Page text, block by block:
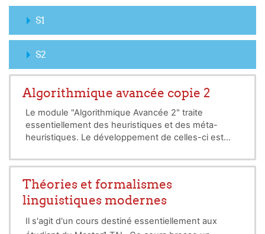
S1
S2
Algorithmique avancée copie 2
Le module "Algorithmique Avancée 2" traite
essentiellement des heuristiques et des méta-
heuristiques. Le développement de celles-ci est
- les résultats doivent être obtenus en un temps
- les résultats doivent être de qualité (la solution
doit être pré-optimale, voire optimale dans certains
Théories et formalismes
linguistiques modernes
Il s'agit d'un cours destiné essentiellement aux